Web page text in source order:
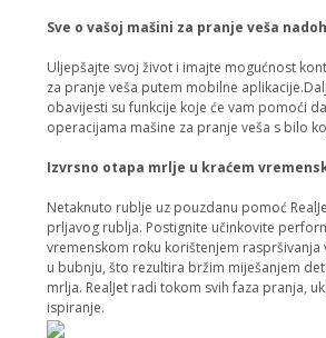
Sve o vašoj mašini za pranje veša
Uljepšajte svoj život i imajte mogućnost
za pranje veša putem mobilne
obavijesti su funkcije koje će vam pomoći
operacijama mašine za pranje veša s bilo
Izvrsno otapa mrlje u kraćem
Netaknuto rublje uz pouzdanu pomoć
prljavog rublja. Postignite učinkovite
vremenskom roku korištenjem
u bubnju, što rezultira bržim miješanjem
mrlja. RealJet radi tokom svih faza pranja,
ispiranje.